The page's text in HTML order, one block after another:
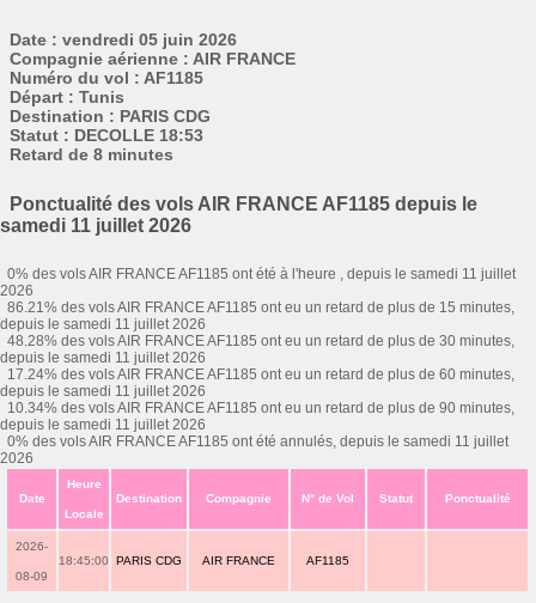
Date : vendredi 05 juin 2026
Compagnie aérienne : AIR FRANCE
Numéro du vol : AF1185
Départ : Tunis
Destination : PARIS CDG
Statut : DECOLLE 18:53
Retard de 8 minutes
Ponctualité des vols AIR FRANCE AF1185 depuis le
samedi 11 juillet 2026
0% des vols AIR FRANCE AF1185 ont été à l'heure , depuis le samedi 11 juillet
2026
86.21% des vols AIR FRANCE AF1185 ont eu un retard de plus de 15 minutes,
depuis le samedi 11 juillet 2026
48.28% des vols AIR FRANCE AF1185 ont eu un retard de plus de 30 minutes,
depuis le samedi 11 juillet 2026
17.24% des vols AIR FRANCE AF1185 ont eu un retard de plus de 60 minutes,
depuis le samedi 11 juillet 2026
10.34% des vols AIR FRANCE AF1185 ont eu un retard de plus de 90 minutes,
depuis le samedi 11 juillet 2026
0% des vols AIR FRANCE AF1185 ont été annulés, depuis le samedi 11 juillet
2026
Date
Heure
Locale
Destination Compagnie N° de Vol Statut Ponctualité
2026-
08-09
18:45:00 PARIS CDG AIR FRANCE AF1185